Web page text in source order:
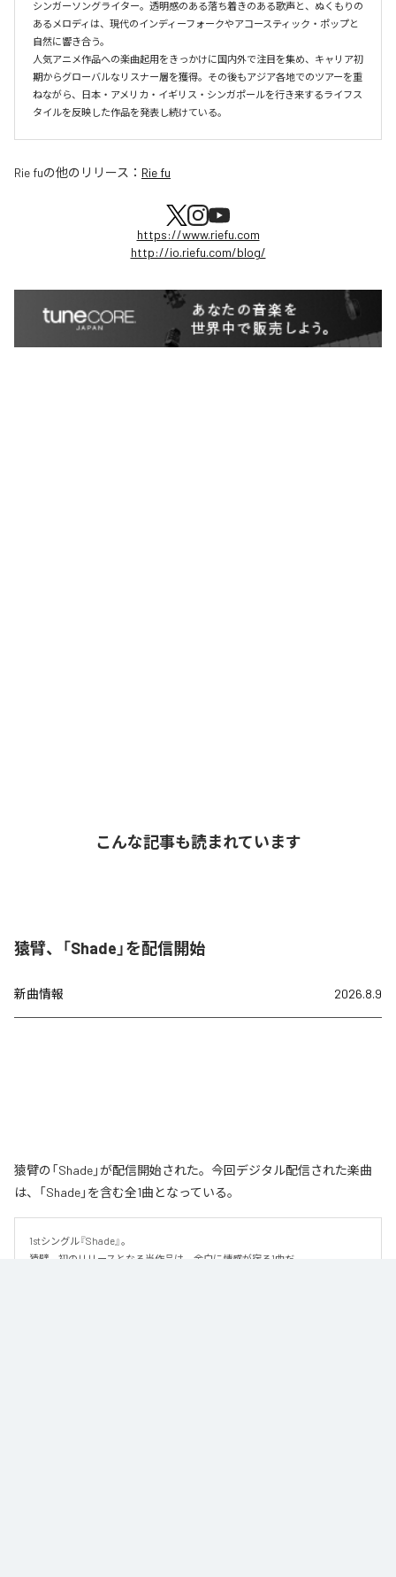
シンガーソングライター。透明感のある落ち着きのある歌声と、ぬくもりの
あるメロディは、現代のインディーフォークやアコースティック・ポップと
自然に響き合う。
人気アニメ作品への楽曲起用をきっかけに国内外で注目を集め、キャリア初
期からグローバルなリスナー層を獲得。その後もアジア各地でのツアーを重
ねながら、日本・アメリカ・イギリス・シンガポールを行き来するライフス
Rie fuの他のリリース： Rie fu
https://www.riefu.com
http://io.riefu.com/blog/
こんな記事も読まれています
猿臂、「Shade」を配信開始
新曲情報 2026.8.9
猿臂の「Shade」が配信開始された。今回デジタル配信された楽曲
は、「Shade」を含む全1曲となっている。
1stシングル『Shade』。
猿臂、初のリリースとなる当作品は、余白に情感が宿る1曲だ。